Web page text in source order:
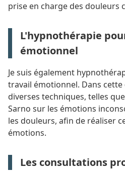
prise en charge des douleurs
L'hypnothérapie
émotionnel
Je suis également
travail émotionnel. Dans
diverses techniques, telles
Sarno sur les émotions
les douleurs, afin de réaliser
émotions.
Les consultations